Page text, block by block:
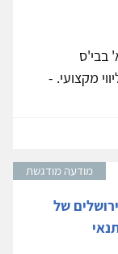
בבי'ס
מקצועי. -
מודעה מודגשת
של